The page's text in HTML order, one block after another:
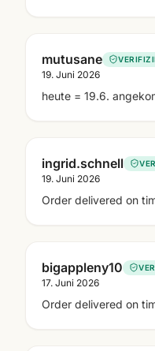
mutusane
19. Juni 2026
heute = 19.6.
ingrid.schnell
19. Juni 2026
Order delivered on
bigappleny10
17. Juni 2026
Order delivered on